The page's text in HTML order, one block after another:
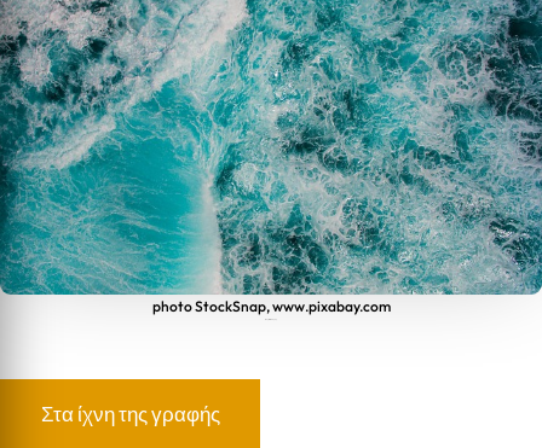
photo StockSnap, www.pixabay.com
Στα ίχνη της γραφής